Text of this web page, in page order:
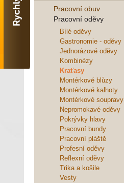
Pracovní obuv
Pracovní oděvy
Bílé oděvy
Gastronomie - oděvy
Jednorázové oděvy
Kombinézy
Kraťasy
Montérkové blůzy
Montérkové kalhoty
Montérkové soupravy
Nepromokavé oděvy
Pokrývky hlavy
Pracovní bundy
Pracovní pláště
Profesní oděvy
Reflexní oděvy
Trika a košile
Vesty
Hradec Králové
Provozovna:
Stavební 1140, 500 03
Hradec Králové